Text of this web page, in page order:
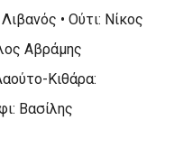
• Oύτι: Nίκος
Aβράμης
Kιθάρα:
Bασίλης